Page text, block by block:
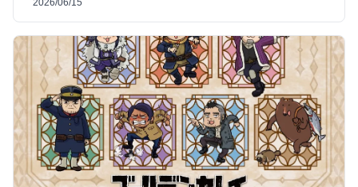
2026/06/15